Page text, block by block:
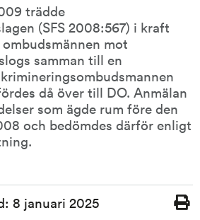
trädde
(SFS 2008:567) i kraft
mot
samman till en
då över till DO. Anmälan
som ägde rum före den
och bedömdes därför enligt
8 januari 2025
Skriv
ut